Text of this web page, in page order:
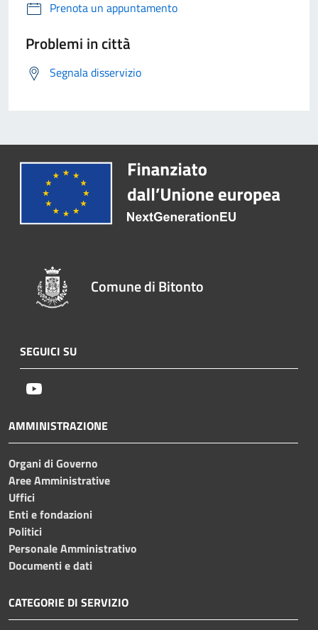
Prenota un appuntamento
Problemi in città
Segnala disservizio
Comune di Bitonto
SEGUICI SU
AMMINISTRAZIONE
Organi di Governo
Aree Amministrative
Uffici
Enti e fondazioni
Politici
Personale Amministrativo
Documenti e dati
CATEGORIE DI SERVIZIO